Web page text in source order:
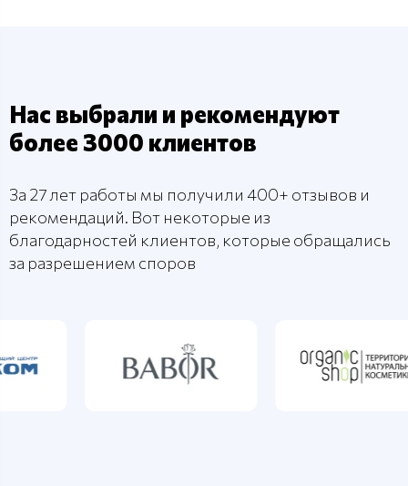
Нас выбрали и рекомендуют
более 3000 клиентов
За 27 лет работы мы получили 400+ отзывов и
рекомендаций. Вот некоторые из
благодарностей клиентов, которые обращались
за разрешением споров